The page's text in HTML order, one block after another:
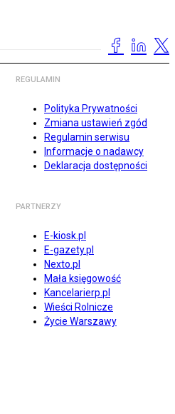
REGULAMIN
Polityka Prywatności
Zmiana ustawień zgód
Regulamin serwisu
Informacje o nadawcy
Deklaracja dostępności
PARTNERZY
E-kiosk.pl
E-gazety.pl
Nexto.pl
Mała księgowość
Kancelarierp.pl
Wieści Rolnicze
Życie Warszawy